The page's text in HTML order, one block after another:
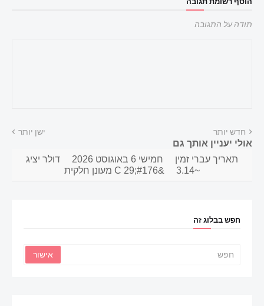
תודה על התגובה
חדש יותר ישן יותר
אולי יעניין אותך גם
תאריך עברי זמין חמישי 6 באוגוסט 2026
דולר יציג
~3.14
&#176;C 29 מעונן חלקית
חפש בבלוג זה